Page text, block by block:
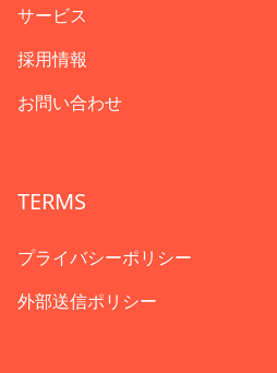
サービス
採用情報
お問い合わせ
TERMS
プライバシーポリシー
外部送信ポリシー